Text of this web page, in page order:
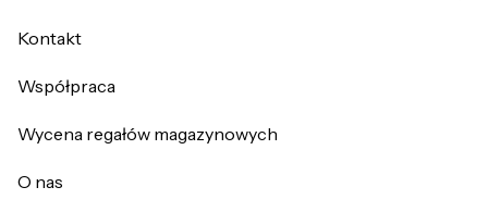
Kontakt
Współpraca
Wycena regałów magazynowych
O nas